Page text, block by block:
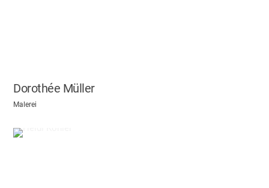
Dorothée Müller
Malerei